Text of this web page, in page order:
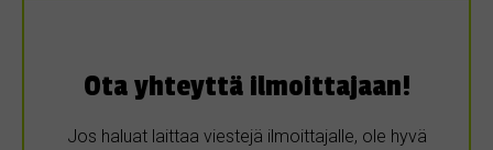
Ota yhteyttä ilmoittajaan!
Jos haluat laittaa viestejä ilmoittajalle, ole hyvä